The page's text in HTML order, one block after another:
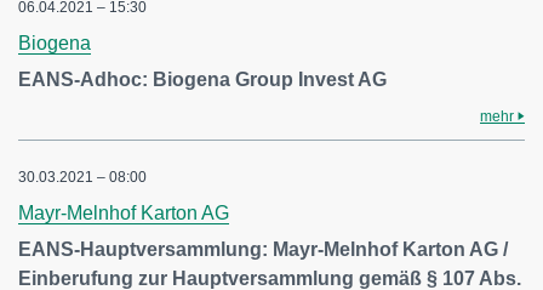
06.04.2021 – 15:30
Biogena
EANS-Adhoc: Biogena Group Invest AG
mehr
30.03.2021 – 08:00
Mayr-Melnhof Karton AG
EANS-Hauptversammlung: Mayr-Melnhof Karton AG /
Einberufung zur Hauptversammlung gemäß § 107 Abs.